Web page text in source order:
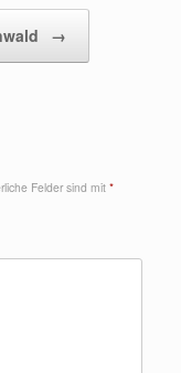
→
Felder sind mit *